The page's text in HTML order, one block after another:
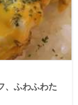
、ふわふわた